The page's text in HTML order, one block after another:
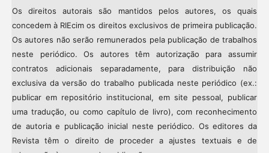
Os direitos autorais são mantidos pelos autores, os quais
concedem à RIEcim os direitos exclusivos de primeira publicação.
Os autores não serão remunerados pela publicação de trabalhos
neste periódico. Os autores têm autorização para assumir
contratos adicionais separadamente, para distribuição não
exclusiva da versão do trabalho publicada neste periódico (ex.:
publicar em repositório institucional, em site pessoal, publicar
uma tradução, ou como capítulo de livro), com reconhecimento
de autoria e publicação inicial neste periódico. Os editores da
Revista têm o direito de proceder a ajustes textuais e de